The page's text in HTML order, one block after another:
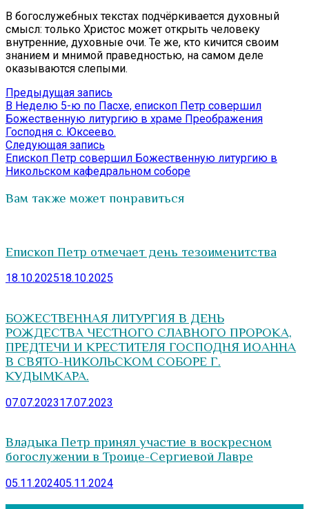
В богослужебных текстах подчёркивается духовный
смысл: только Христос может открыть человеку
внутренние, духовные очи. Те же, кто кичится своим
знанием и мнимой праведностью, на самом деле
оказываются слепыми.
Навигация
по
записям
Предыдущая запись
запись:
В Неделю 5-ю по Пасхе, епископ Петр совершил
Божественную литургию в храме Преображения
Господня с. Юксеево.
Следующая запись
запись:
Епископ Петр совершил Божественную литургию в
Никольском кафедральном соборе
Вам также может понравиться
Епископ Петр отмечает день тезоименитства
18.10.202518.10.2025
БОЖЕСТВЕННАЯ ЛИТУРГИЯ В ДЕНЬ
РОЖДЕСТВА ЧЕСТНОГО СЛАВНОГО ПРОРОКА,
ПРЕДТЕЧИ И КРЕСТИТЕЛЯ ГОСПОДНЯ ИОАННА
В СВЯТО-НИКОЛЬСКОМ СОБОРЕ Г.
КУДЫМКАРА.
07.07.202317.07.2023
Владыка Петр принял участие в воскресном
богослужении в Троице-Сергиевой Лавре
05.11.202405.11.2024